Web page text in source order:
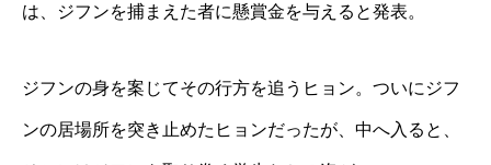
は、ジフンを捕まえた者に懸賞金を与えると発表。
ジフンの身を案じてその行方を追うヒョン。ついにジフ
ンの居場所を突き止めたヒョンだったが、中へ入ると、